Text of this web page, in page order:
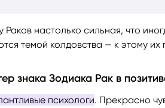
Раков настолько сильная, что
темой колдовства — к этому
знака Зодиака Рак в
психологи. Прекрасно